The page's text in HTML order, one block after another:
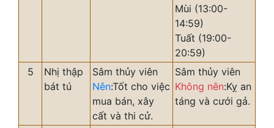
Mùi (13:00-
14:59)
Tuất (19:00-
20:59)
5
Nhị thập
bát tú
Sâm thủy viên
Nên:Tốt cho việc
mua bán, xây
cất và thi cử.
Sâm thủy viên
Không nên:Kỵ an
táng và cưới gả.